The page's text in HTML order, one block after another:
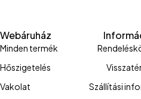
Webáruház
Minden termék
Hőszigetelés
Vakolat
Szállítási